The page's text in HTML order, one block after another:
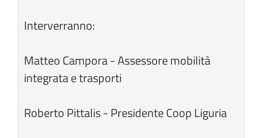
Interverranno:
Matteo Campora - Assessore mobilità
integrata e trasporti
Roberto Pittalis - Presidente Coop Liguria